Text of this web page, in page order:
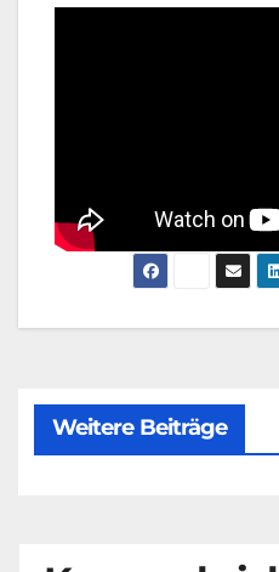
Weitere Beiträge